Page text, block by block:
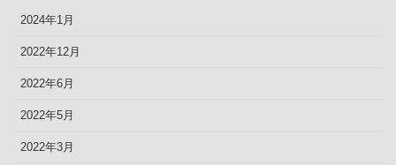
2024年1月
2022年12月
2022年6月
2022年5月
2022年3月